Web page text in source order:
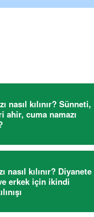
nasıl kılınır? Sünneti,
ahir, cuma namazı
nasıl kılınır? Diyanete
erkek için ikindi